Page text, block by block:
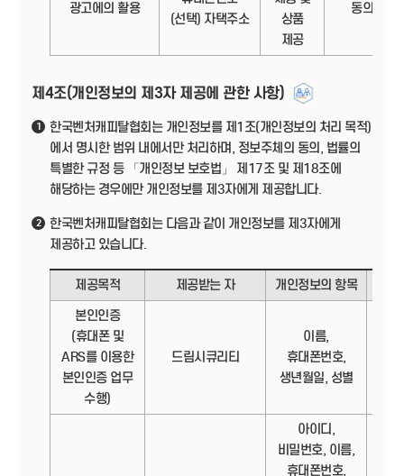
광고에의 활용
(선택) 자택주소
상품
제공
동의
제4조(개인정보의 제3자 제공에 관한 사항)
1
한국벤처캐피탈협회는 개인정보를 제1조(개인정보의 처리 목적)
에서 명시한 범위 내에서만 처리하며, 정보주체의 동의, 법률의
특별한 규정 등 「개인정보 보호법」 제17조 및 제18조에
해당하는 경우에만 개인정보를 제3자에게 제공합니다.
2
한국벤처캐피탈협회는 다음과 같이 개인정보를 제3자에게
제공하고 있습니다.
제공목적 제공받는 자 개인정보의 항목
본인인증
(휴대폰 및
ARS를 이용한
본인인증 업무
수행)
드림시큐리티
이름,
휴대폰번호,
생년월일, 성별
아이디,
비밀번호, 이름,
휴대폰번호,